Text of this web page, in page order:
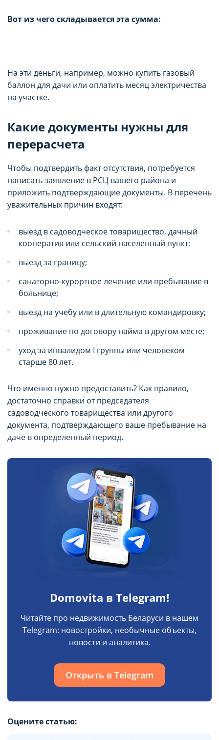
Вот из чего складывается эта сумма:
На эти деньги, например, можно купить газовый
баллон для дачи или оплатить месяц электричества
на участке.
Какие документы нужны для
перерасчета
Чтобы подтвердить факт отсутствия, потребуется
написать заявление в РСЦ вашего района и
приложить подтверждающие документы. В перечень
уважительных причин входят:
выезд в садоводческое товарищество, дачный
кооператив или сельский населенный пункт;
выезд за границу;
санаторно-курортное лечение или пребывание в
больнице;
выезд на учебу или в длительную командировку;
проживание по договору найма в другом месте;
уход за инвалидом I группы или человеком
старше 80 лет.
Что именно нужно предоставить? Как правило,
достаточно справки от председателя
садоводческого товарищества или другого
документа, подтверждающего ваше пребывание на
даче в определенный период.
Domovita в Telegram!
Читайте про недвижимость Беларуси в нашем
Telegram: новостройки, необычные объекты,
новости и аналитика.
Открыть в Telegram
Оцените статью: